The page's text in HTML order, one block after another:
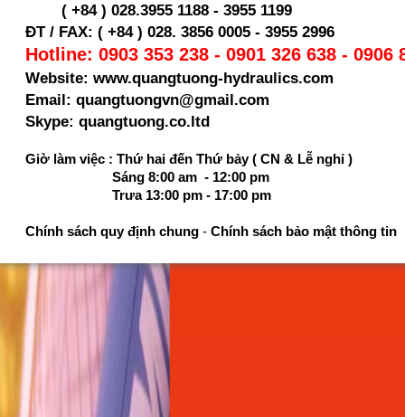
( +84 ) 028.3955 1188 - 3955 1199
ĐT / FAX: ( +84 ) 028. 3856 0005 - 3955 2996
Hotline: 0903 353 238 - 0901 326 638 - 0906
Website: www.quangtuong-hydraulics.com
Email: quangtuongvn@gmail.com
Skype: quangtuong.co.ltd
Giờ làm việc : Thứ hai đến Thứ bảy ( CN & Lễ nghỉ )
Sáng 8:00 am - 12:00 pm
Trưa 13:00 pm - 17:00 pm
Chính sách quy định chung - Chính sách bảo mật thông tin